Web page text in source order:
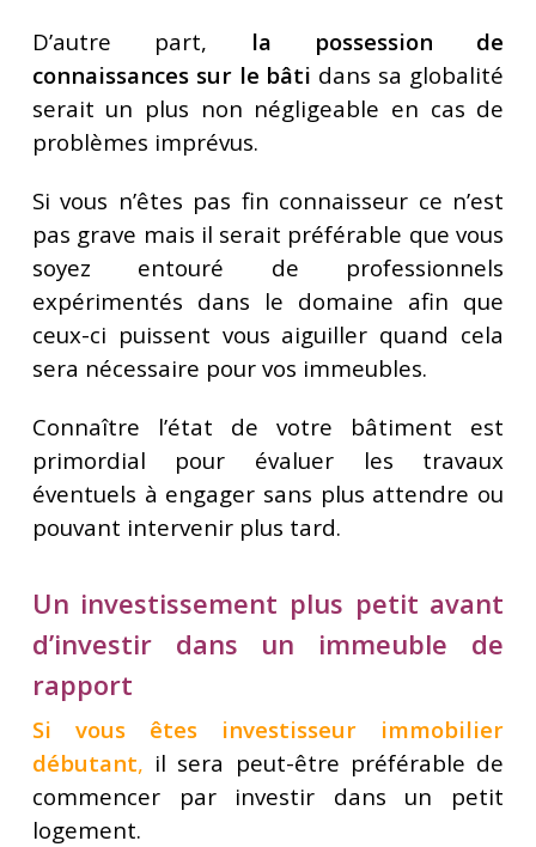
D’autre part, la possession de
connaissances sur le bâti dans sa globalité
serait un plus non négligeable en cas de
problèmes imprévus.
Si vous n’êtes pas fin connaisseur ce n’est
pas grave mais il serait préférable que vous
soyez entouré de professionnels
expérimentés dans le domaine afin que
ceux-ci puissent vous aiguiller quand cela
sera nécessaire pour vos immeubles.
Connaître l’état de votre bâtiment est
primordial pour évaluer les travaux
éventuels à engager sans plus attendre ou
pouvant intervenir plus tard.
Un investissement plus petit avant
d’investir dans un immeuble de
rapport
Si vous êtes investisseur immobilier
débutant, il sera peut-être préférable de
commencer par investir dans un petit
logement.